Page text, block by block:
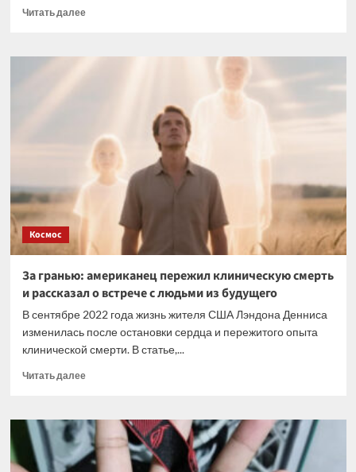
Читать далееПрочитать
В
гигантские
старше
пирамид
Космос
За гранью: американец пережил клиническую смерть
и рассказал о встрече с людьми из будущего
В сентябре 2022 года жизнь жителя США Лэндона Денниса
изменилась после остановки сердца и пережитого опыта
клинической смерти. В статье,...
Читать далееПрочитать
За
гранью:
американец
пережил